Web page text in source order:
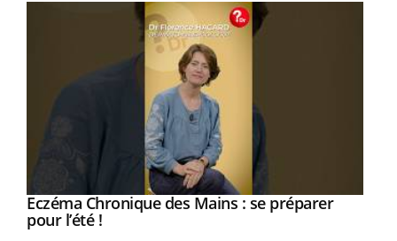
Youtube
Eczéma Chronique des Mains : se préparer
pour l’été !Youtube